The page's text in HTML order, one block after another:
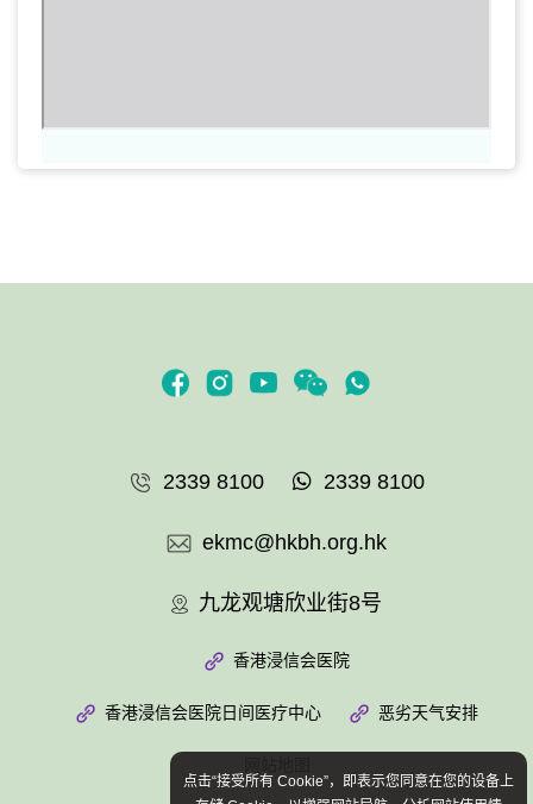
2339 8100 2339 8100
ekmc@hkbh.org.hk
九龙观塘欣业街8号
香港浸信会医院
香港浸信会医院日间医疗中心 恶劣天气安排
点击“接受所有 Cookie”，即表示您同意在您的设备上